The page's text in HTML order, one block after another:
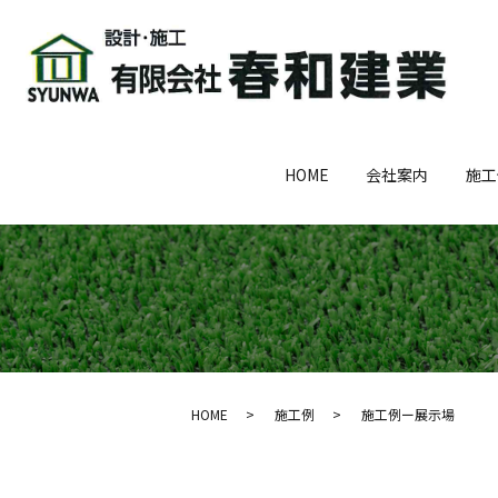
HOME 会社案内 施
HOME 施工例 施工例ー展示場